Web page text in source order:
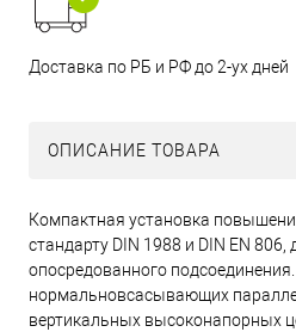
Доставка по РБ и РФ до 2-ух дней
ОПИСАНИЕ ТОВАРА
Компактная установка
стандарту DIN 1988 и DIN EN
опосредованного
нормальновсасывающих
вертикальных высоконапорных